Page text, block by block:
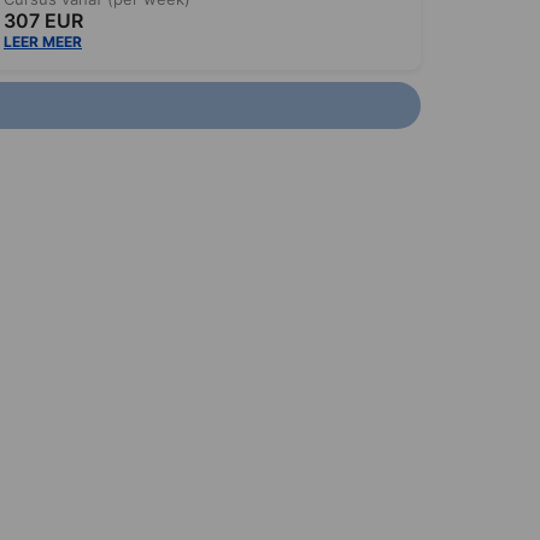
307 EUR
LEER MEER